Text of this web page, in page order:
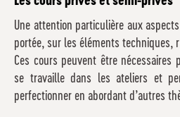
Une attention particulière aux
portée, sur les éléments techniques,
Ces cours peuvent être
se travaille dans les ateliers et
perfectionner en abordant d’autres